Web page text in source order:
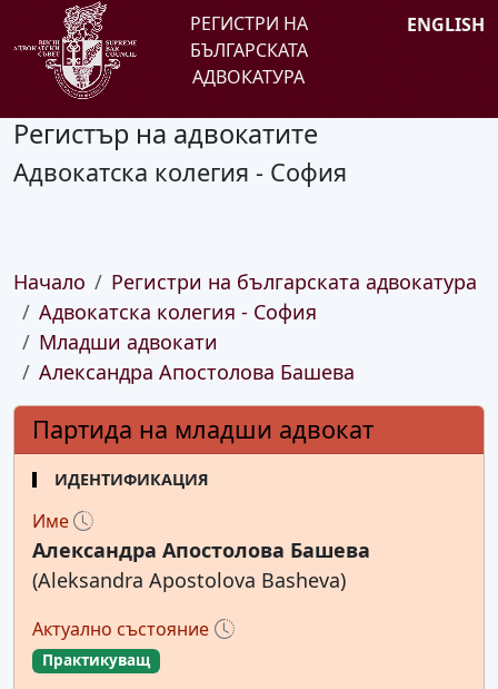
РЕГИСТРИ НА
БЪЛГАРСКАТА
АДВОКАТУРА
ENGLISH
Регистър на адвокатите
Адвокатска колегия - София
Начало
Регистри на българската адвокатура
Адвокатска колегия - София
Младши адвокати
Александра Апостолова Башева
Партида на младши адвокат
ИДЕНТИФИКАЦИЯ
Име
Александра Апостолова Башева
(Aleksandra Apostolova Basheva)
Актуално състояние
Практикуващ